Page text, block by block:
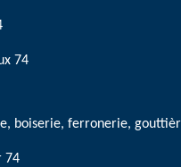
74
boiserie, ferronerie,
74